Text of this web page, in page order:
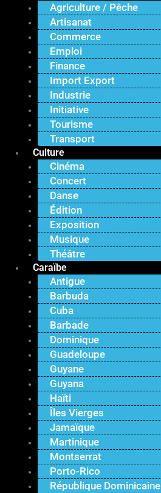
Agriculture / Pêche
Artisanat
Commerce
Emploi
Finance
Import Export
Industrie
Initiative
Tourisme
Transport
Culture
Cinéma
Concert
Danse
Édition
Exposition
Musique
Théâtre
Caraïbe
Antigue
Barbuda
Cuba
Barbade
Dominique
Guadeloupe
Guyane
Guyana
Haïti
Îles Vierges
Jamaïque
Martinique
Montserrat
Porto-Rico
République Dominicaine